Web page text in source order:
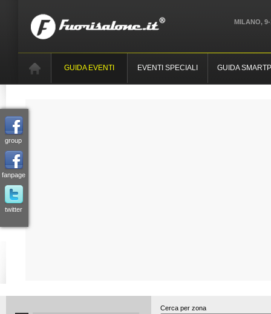
MILANO,
group
fanpage
twitter
GUIDA EVENTI EVENTI SPECIALI GUIDA
Cerca per zona